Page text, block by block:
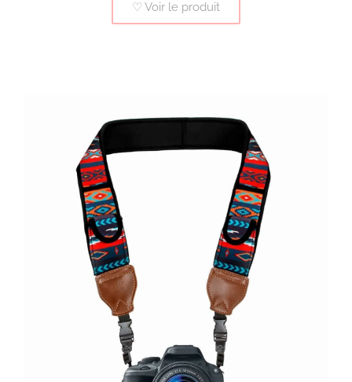
♡ Voir le produit